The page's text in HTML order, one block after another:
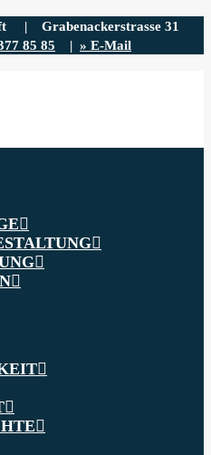
| Grabenackerstrasse 31
85 85 | » E-Mail